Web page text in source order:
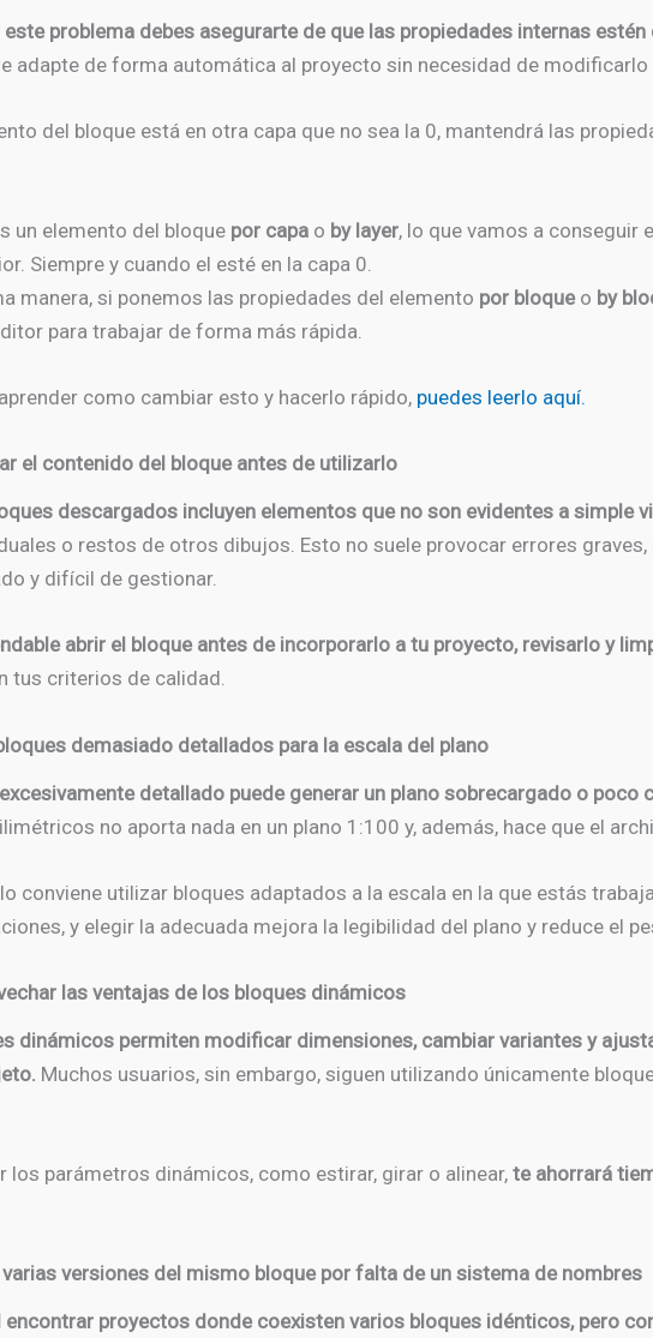
este problema debes asegurarte de que las propiedades internas
adapte de forma automática al proyecto sin necesidad de modificarlo
del bloque está en otra capa que no sea la 0, mantendrá las
un elemento del bloque por capa o by layer, lo que vamos a conseguir
Siempre y cuando el esté en la capa 0.
manera, si ponemos las propiedades del elemento por bloqueo by
para trabajar de forma más rápida.
como cambiar esto y hacerlo rápido, puedes leerlo aquí.
el contenido del bloque antes de utilizarlo
descargados incluyen elementos que no son evidentes a simple
o restos de otros dibujos. Esto no suele provocar errores
y difícil de gestionar.
abrir el bloque antes de incorporarlo a tu proyecto, revisarlo y
tus criterios de calidad.
demasiado detallados para la escala del plano
detallado puede generar un plano sobrecargado o poco
no aporta nada en un plano 1:100 y, además, hace que el
conviene utilizar bloques adaptados a la escala en la que estás
y elegir la adecuada mejora la legibilidad del plano y reduce el
las ventajas de los bloques dinámicos
dinámicos permiten modificar dimensiones, cambiar variantes y
Muchos usuarios, sin embargo, siguen utilizando únicamente
los parámetros dinámicos, como estirar, girar o alinear, te ahorrará
varias versiones del mismo bloque por falta de un sistema de nombres
encontrar proyectos donde coexisten varios bloques idénticos, pero